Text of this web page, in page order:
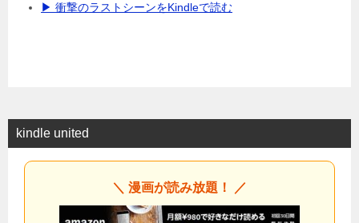
▶ 衝撃のラストシーンをKindleで読む
kindle united
＼ 漫画が読み放題！ ／